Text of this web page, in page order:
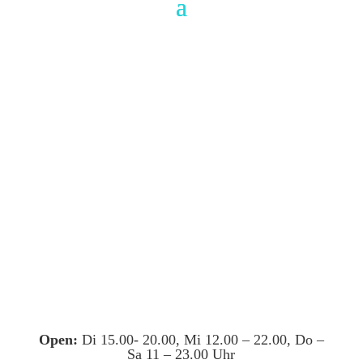
Open: Di 15.00- 20.00, Mi 12.00 – 22.00, Do –
Sa 11 – 23.00 Uhr